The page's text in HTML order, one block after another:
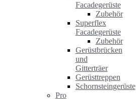
Facadegerüste
Zubehör
Superflex
Facadegerüste
Zubehör
Gerüstbrücken
und
Gitterträer
Gerüsttreppen
Schornsteingerüste
Pro